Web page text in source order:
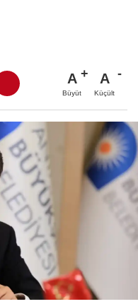
A
Büyüt
A
Küçült